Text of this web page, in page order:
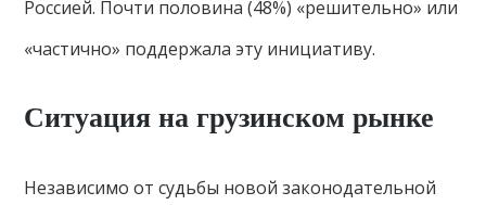
Россией. Почти половина (48%) «решительно» или
«частично» поддержала эту инициативу.
Ситуация на грузинском рынке
Независимо от судьбы новой законодательной